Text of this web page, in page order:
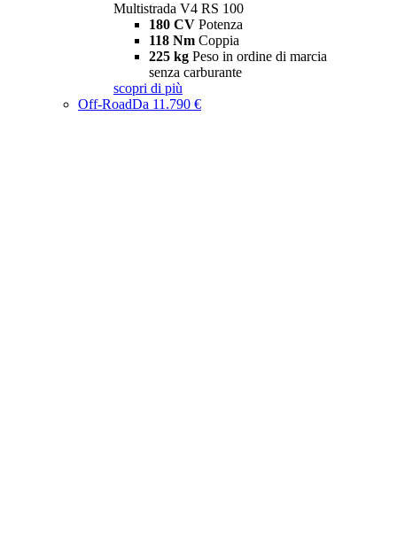
Multistrada V4 RS 100
180 CV Potenza
118 Nm Coppia
225 kg Peso in ordine di marcia
senza carburante
scopri di più
Off-RoadDa 11.790 €